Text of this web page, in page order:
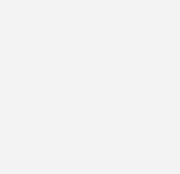
ergänzt bestehende
Anforderungen sowie eine
der angeschlossenen
definierten
weiterentwickelt